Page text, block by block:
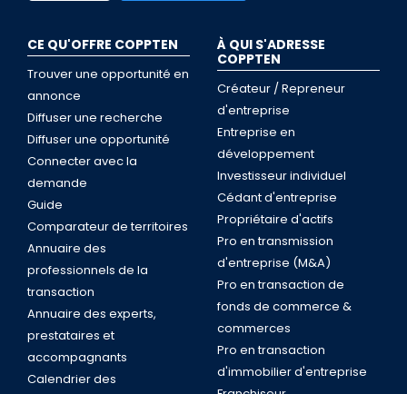
CE QU'OFFRE COPPTEN
Trouver une opportunité en
annonce
Diffuser une recherche
Diffuser une opportunité
Connecter avec la
demande
Guide
Comparateur de territoires
Annuaire des
professionnels de la
transaction
Annuaire des experts,
prestataires et
accompagnants
Calendrier des
À QUI S'ADRESSE
COPPTEN
Créateur / Repreneur
d'entreprise
Entreprise en
développement
Investisseur individuel
Cédant d'entreprise
Propriétaire d'actifs
Pro en transmission
d'entreprise (M&A)
Pro en transaction de
fonds de commerce &
commerces
Pro en transaction
d'immobilier d'entreprise